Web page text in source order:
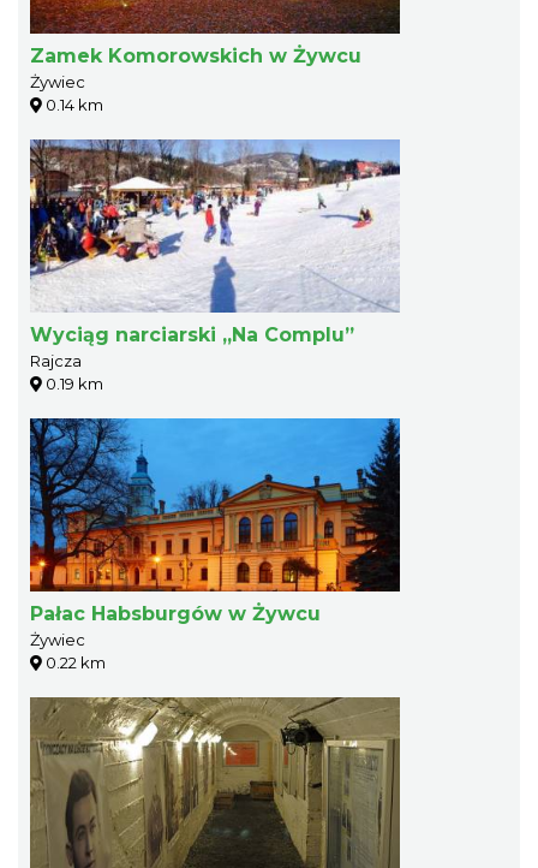
Zamek Komorowskich w Żywcu
Żywiec
0.14 km
Wyciąg narciarski „Na Complu”
Rajcza
0.19 km
Pałac Habsburgów w Żywcu
Żywiec
0.22 km